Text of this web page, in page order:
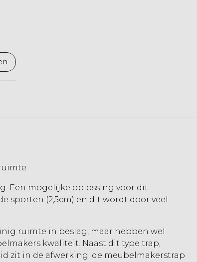
Een mogelijke oplossing voor dit
sporten (2,5cm) en dit wordt door veel
ruimte in beslag, maar hebben wel
kwaliteit. Naast dit type trap,
zit in de afwerking: de meubelmakerstrap